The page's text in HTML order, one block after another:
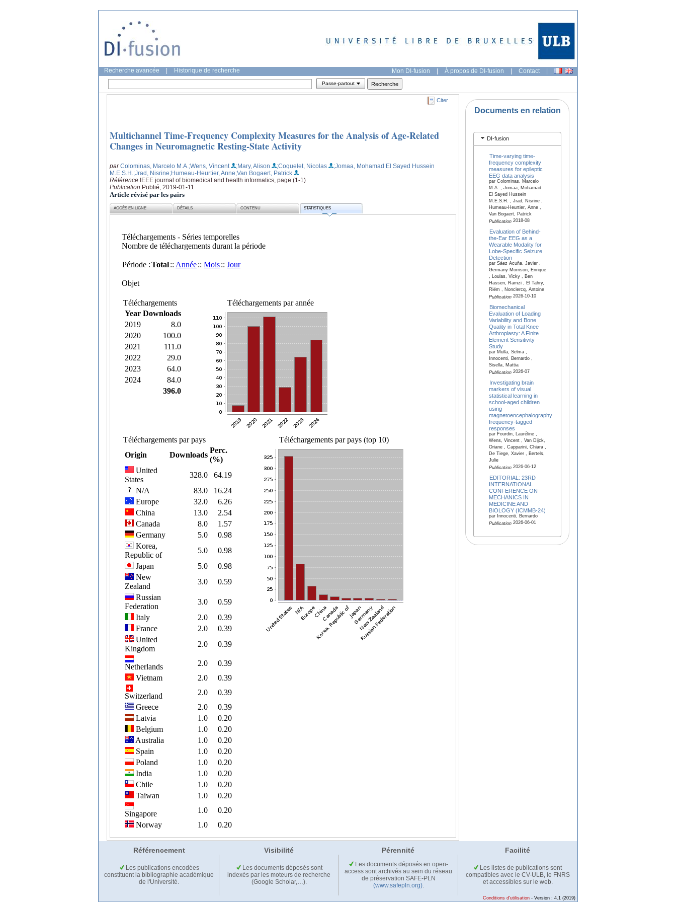
Recherche avancée Historique de recherche Mon DI-fusion | À propos de DI-fusion | Contact |
Passe-partout
Citer
Multichannel Time-Frequency Complexity Measures for the Analysis of Age-Related
Changes in Neuromagnetic Resting-State Activity
parColominas, Marcelo M.A. ;Wens, Vincent ;Mary, Alison ;Coquelet, Nicolas
;Jomaa, Mohamad El Sayed Hussein
M.E.S.H. ;Jrad, Nisrine;Humeau-Heurtier, Anne;Van Bogaert, Patrick
Référence IEEE journal of biomedical and health informatics, page (1-1)
Publication Publié, 2019-01-11
Article révisé par les pairs
ACCÈS EN LIGNE DÉTAILS CONTENU STATISTIQUES
Documents en relation
DI-fusion
Time-varying time-
frequency complexity
measures for epileptic
EEG data analysis
par Colominas, Marcelo
M.A. , Jomaa, Mohamad
El Sayed Hussein
M.E.S.H. , Jrad, Nisrine ,
Humeau-Heurtier, Anne ,
Van Bogaert, Patrick
Publication2018-08
Evaluation of Behind-
the-Ear EEG as a
Wearable Modality for
Lobe-Specific Seizure
Detection
par Sáez Acuña, Javier ,
Germany Morrison, Enrique
, Loulas, Vicky , Ben
Hassen, Ramzi , El Tahry,
Riëm , Nonclercq, Antoine
Publication2026-10-10
Biomechanical
Evaluation of Loading
Variability and Bone
Quality in Total Knee
Arthroplasty: A Finite
Element Sensitivity
Study
par Mulla, Selma ,
Innocenti, Bernardo ,
Sisella, Mattia
Publication2026-07
Investigating brain
markers of visual
statistical learning in
school-aged children
using
magnetoencephalography
frequency-tagged
responses
par Fourdin, Lauréline ,
Wens, Vincent , Van Dijck,
Oriane , Capparini, Chiara ,
De Tiege, Xavier , Bertels,
Julie
Publication2026-06-12
EDITORIAL: 23RD
INTERNATIONAL
CONFERENCE ON
MECHANICS IN
MEDICINE AND
BIOLOGY (ICMMB-24)
par Innocenti, Bernardo
Publication2026-06-01
Référencement Visibilité Pérennité Facilité
Les publications encodées
constituent la bibliographie académique
de l'Université.
Les documents déposés sont
indexés par les moteurs de recherche
(Google Scholar,…).
Les documents déposés en open-
access sont archivés au sein du réseau
de préservation SAFE-PLN
(www.safepln.org).
Les listes de publications sont
compatibles avec le CV-ULB, le FNRS
et accessibles sur le web.
Conditions d'utilisation - Version : 4.1 (2019)